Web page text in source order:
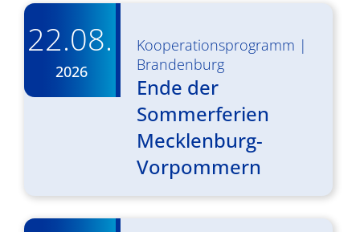
22.08.
2026
Kooperationsprogramm |
Brandenburg
Ende der
Sommerferien
Mecklenburg-
Vorpommern